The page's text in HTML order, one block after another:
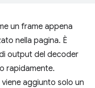
un frame appena
nella pagina. È
output del decoder
rapidamente.
aggiunto solo un